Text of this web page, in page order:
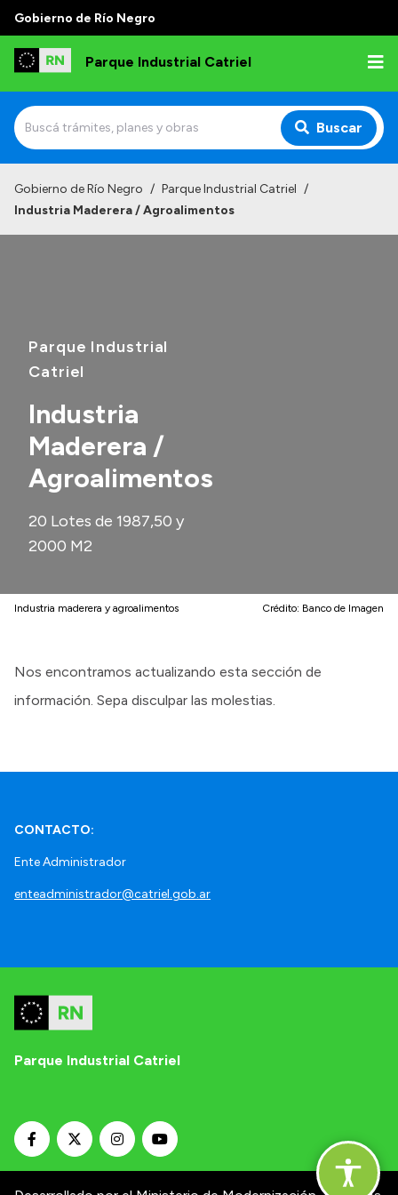
Gobierno de Río Negro
Parque Industrial Catriel
Buscar
Normativa
Gobierno de Río Negro / Parque Industrial Catriel /
Industria Maderera / Agroalimentos
Parque Industrial
Catriel
Industria
Maderera /
Agroalimentos
20 Lotes de 1987,50 y
2000 M2
Industria maderera y agroalimentos Crédito: Banco de Imagen
Nos encontramos actualizando esta sección de
información. Sepa disculpar las molestias.
CONTACTO:
Ente Administrador
enteadministrador@catriel.gob.ar
Parque Industrial Catriel